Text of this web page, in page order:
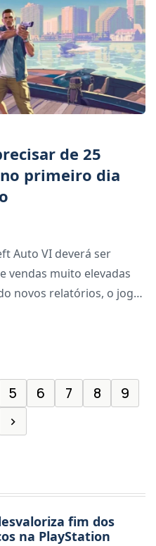
de 25
primeiro dia
Auto VI deverá ser
vendas muito elevadas
novos relatórios, o jogo
24 horas para
5 6 7 8
9
›
fim dos
na PlayStation